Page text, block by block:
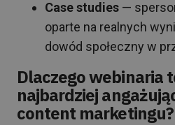
Case studies —
oparte na realnych
dowód społeczny w
Dlaczego webinaria
najbardziej
content marketingu?